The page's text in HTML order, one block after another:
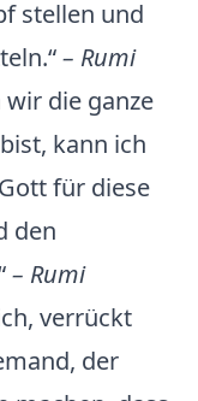
stellen und
– Rumi
wir die ganze
kann ich
für diese
den
– Rumi
verrückt
der